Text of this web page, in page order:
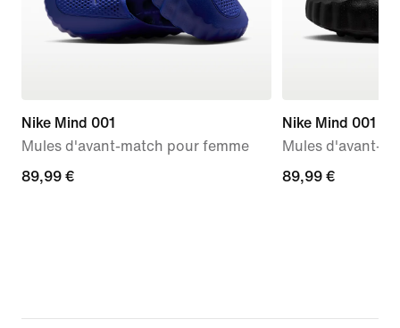
Nike Mind 001
Mules d'avant-match pour femme
89,99 €
89,99 €
Nike Mind 001
Mules d'avant-
89,99 €
89,99 €